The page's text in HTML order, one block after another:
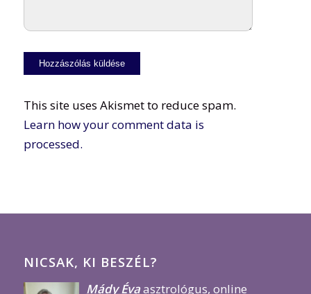
This site uses Akismet to reduce spam.
Learn how your comment data is
processed.
NICSAK, KI BESZÉL?
Mády Évaasztrológus, online